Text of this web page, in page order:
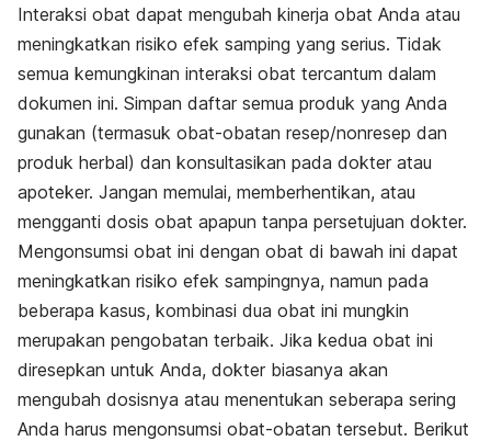
Interaksi obat dapat mengubah kinerja obat Anda atau
meningkatkan risiko efek samping yang serius. Tidak
semua kemungkinan interaksi obat tercantum dalam
dokumen ini. Simpan daftar semua produk yang Anda
gunakan (termasuk obat-obatan resep/nonresep dan
produk herbal) dan konsultasikan pada dokter atau
apoteker. Jangan memulai, memberhentikan, atau
mengganti dosis obat apapun tanpa persetujuan dokter.
Mengonsumsi obat ini dengan obat di bawah ini dapat
meningkatkan risiko efek sampingnya, namun pada
beberapa kasus, kombinasi dua obat ini mungkin
merupakan pengobatan terbaik. Jika kedua obat ini
diresepkan untuk Anda, dokter biasanya akan
mengubah dosisnya atau menentukan seberapa sering
Anda harus mengonsumsi obat-obatan tersebut. Berikut